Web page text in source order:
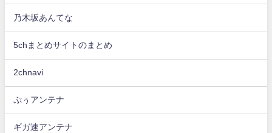
乃木坂あんてな
5chまとめサイトのまとめ
2chnavi
ぷぅアンテナ
ギガ速アンテナ